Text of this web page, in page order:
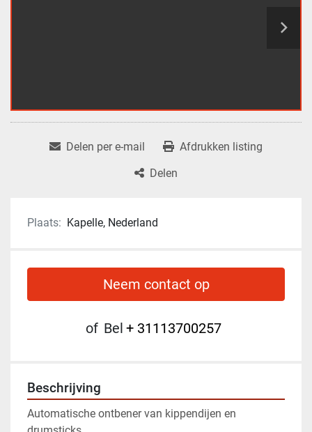
Delen per e-mail
Afdrukken listing
Delen
Plaats: Kapelle, Nederland
Neem contact op
of Bel + 31113700257
Beschrijving
Automatische ontbener van kippendijen en